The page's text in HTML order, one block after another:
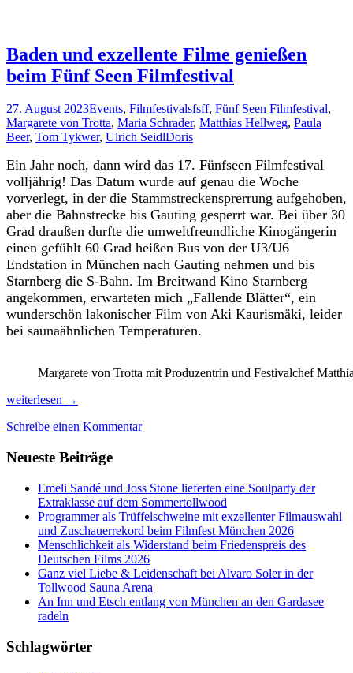
Baden und exzellente Filme genießen
beim Fünf Seen Filmfestival
27. August 2023Events, Filmfestivalsfsff, Fünf Seen Filmfestival,
Margarete von Trotta, Maria Schrader, Matthias Hellweg, Paula
Beer, Tom Tykwer, Ulrich SeidlDoris
Ein Jahr noch, dann wird das 17. Fünfseen Filmfestival
volljährig! Das Datum wurde auf genau die Woche
vorverlegt, in der die Stammstreckensprerrung aufgehoben,
aber die Bahnstrecke bis Gauting gesperrt war. Bei über 30
Grad draußen durfte die umweltfreundliche Kinogängerin
einen gefühlt 60 Grad heißen Bus von der U3/U6
Endstation in München nach Gauting nehmen und bis
Starnberg die S-Bahn. Im Breitwand Kino Starnberg
angekommen, erwarteten mich „Fallende Blätter“, ein
wunderschön lakonischer Film von Aki Kaurismäki, leider
bei saunaähnlichen Temperaturen.
Margarete von Trotta mit Produzentrin und Festivalchef
Baden
exzellente
genießen
Fünf
Filmfestival
weiterlesen →
Schreibe einen Kommentar
Neueste Beiträge
Emeli Sandé und Joss Stone lieferten eine Soulparty der
Extraklasse auf dem Sommertollwood
Programmer als Trüffelschweine mit exzellenter Filmauswahl
und Zuschauerrekord beim Filmfest München 2026
Menschlichkeit als Widerstand beim Friedenspreis des
Deutschen Films 2026
Ganz viel Liebe & Leidenschaft bei Alvaro Soler in der
Tollwood Sauna Arena
An Inn und Etsch entlang von München an den Gardasee
radeln
Schlagwörter